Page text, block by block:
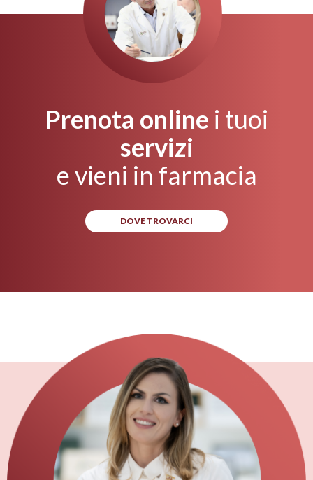
Prenota online i tuoi
servizi
e vieni in farmacia
DOVE TROVARCI